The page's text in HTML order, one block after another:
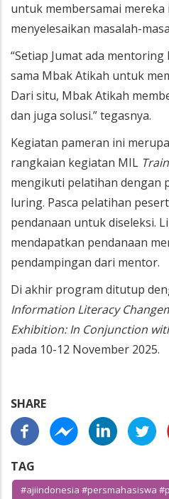
untuk membersamai
menyelesaikan masalah-
“Setiap Jumat ada
sama Mbak Atikah untuk
Dari situ, Mbak Atikah
dan juga solusi.” tegasnya.
Kegiatan pameran ini
rangkaian kegiatan MIL
mengikuti pelatihan dengan
luring. Pasca pelatihan
pendanaan untuk diseleksi.
mendapatkan pendanaan
pendampingan dari mentor.
Di akhir program ditutup
Information Literacy
Exhibition: In Conjunction
pada 10-12 November 2025.
SHARE
TAG
#ajiindonesia #persmahasiswa